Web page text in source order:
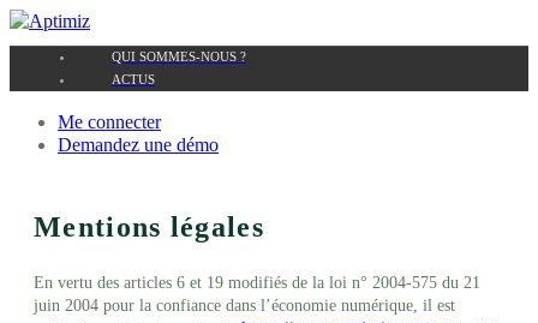
QUI SOMMES-NOUS ?
ACTUS
Me connecter
Demandez une démo
Mentions légales
En vertu des articles 6 et 19 modifiés de la loi n° 2004-575 du 21
juin 2004 pour la confiance dans l’économie numérique, il est